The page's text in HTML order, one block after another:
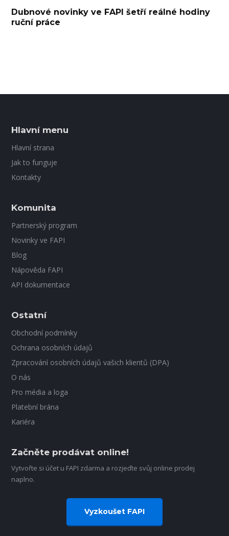
Dubnové novinky ve FAPI šetří reálné hodiny
ruční práce
Hlavní menu
Hlavní strana
Jak to funguje
Kontakty
Komunita
Partnerský program
Novinky ve FAPI
Blog
Nápověda FAPI
API dokumentace
Ostatní
Obchodní podmínky
Ochrana osobních údajů
Zpracování osobních údajů vašich klientů (DPA)
O nás
Pro média a loga
Platební brána
Kariéra
Začněte prodávat online!
Vytvořte si účet u FAPI zdarma a rozjeďte svůj online prodej
naplno.
Vyzkoušet FAPI